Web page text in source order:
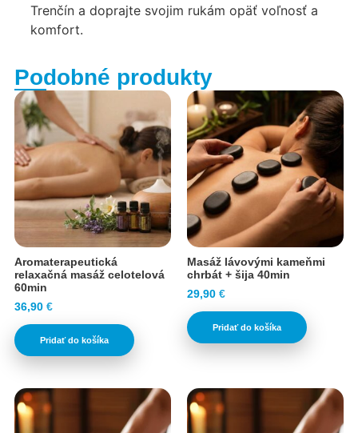
Trenčín a doprajte svojim rukám opäť voľnosť a
komfort.
Podobné produkty
Aromaterapeutická
relaxačná masáž celotelová
60min
36,90 €
Pridať do košíka
Masáž lávovými kameňmi
chrbát + šija 40min
29,90 €
Pridať do košíka